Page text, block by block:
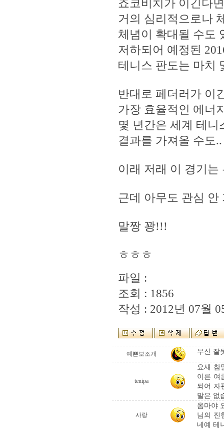
죠코비치가 이긴다
거의 심리적으로나
체념이 확대될 수도
저하되어 예정된
테니스 판도는 마치
반대로 페더러가 이
가장 효율적인 에너
몇 년간은 세계 테
결과를 가져올 수도..
이래 저래 이 경기는
근데 아무도 관심 안
말짱 꽝!!!
ㅎㅎㅎ
파일 :
조회 : 1856
작성 : 2012년 07월
예쁜보조개 무신 잘
tenipa
요새 참
이른 여
되어 자
말은 없
사랑
옴마야
님의 진
네예 테